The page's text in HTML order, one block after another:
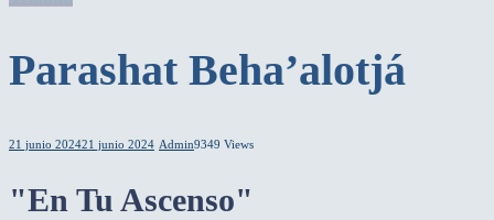
Parashat Beha’alotjá
21 junio 202421 junio 2024 Admin9349 Views
"En Tu Ascenso"